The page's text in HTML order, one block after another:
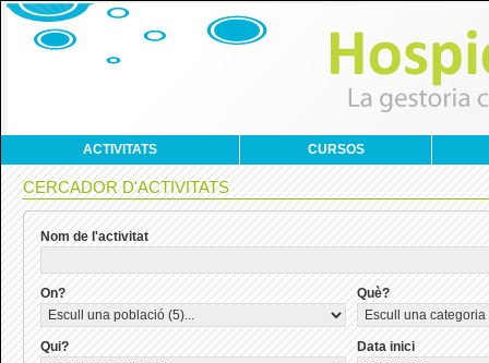
ACTIVITATS CURSOS
CERCADOR D'ACTIVITATS
Nom de l'activitat
On? Què?
Qui? Data inici